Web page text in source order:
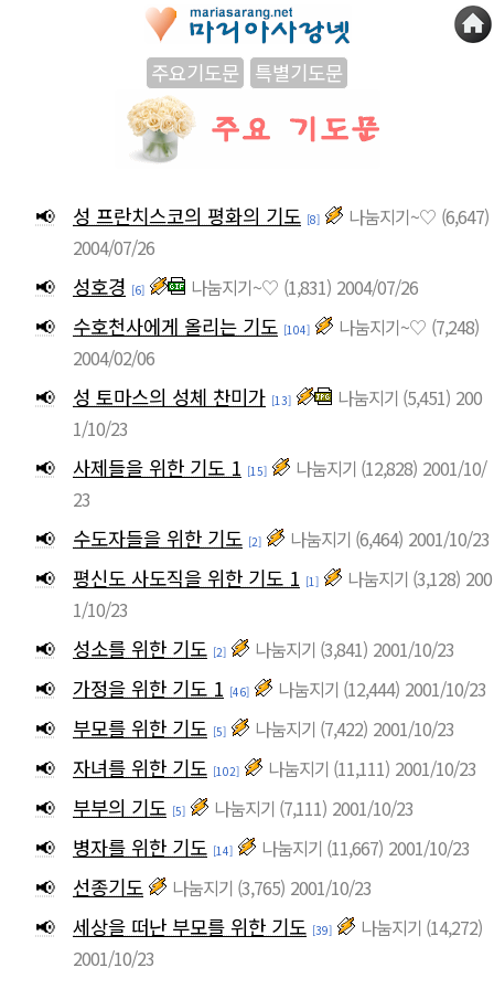
주요기도문 특별기도문
📢 성 프란치스코의 평화의 기도 [8] 나눔지기~♡ (6,647)
2004/07/26
📢 성호경 [6] 나눔지기~♡ (1,831) 2004/07/26
📢 수호천사에게 올리는 기도 [104] 나눔지기~♡ (7,248)
2004/02/06
📢 성 토마스의 성체 찬미가 [13] 나눔지기 (5,451) 200
1/10/23
📢 사제들을 위한 기도 1 [15] 나눔지기 (12,828) 2001/10/
23
📢 수도자들을 위한 기도 [2] 나눔지기 (6,464) 2001/10/23
📢 평신도 사도직을 위한 기도 1 [1] 나눔지기 (3,128) 200
1/10/23
📢 성소를 위한 기도 [2] 나눔지기 (3,841) 2001/10/23
📢 가정을 위한 기도 1 [46] 나눔지기 (12,444) 2001/10/23
📢 부모를 위한 기도 [5] 나눔지기 (7,422) 2001/10/23
📢 자녀를 위한 기도 [102] 나눔지기 (11,111) 2001/10/23
📢 부부의 기도 [5] 나눔지기 (7,111) 2001/10/23
📢 병자를 위한 기도 [14] 나눔지기 (11,667) 2001/10/23
📢 선종기도 나눔지기 (3,765) 2001/10/23
📢 세상을 떠난 부모를 위한 기도 [39] 나눔지기 (14,272)
2001/10/23